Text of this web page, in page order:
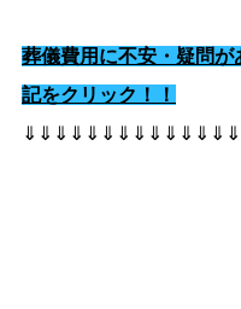
葬儀費用に不安・疑問が
記をクリック！！